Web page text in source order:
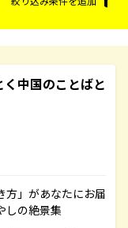
中国のことばと
方」があなたにお届
しの絶景集